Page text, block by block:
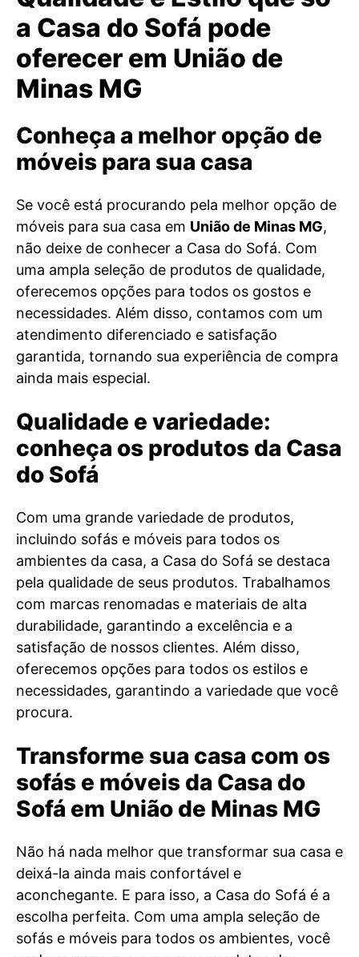
a Casa do Sofá pode
oferecer em União de
Minas MG
Conheça a melhor opção de
móveis para sua casa
Se você está procurando pela melhor opção de
móveis para sua casa em União de Minas MG,
não deixe de conhecer a Casa do Sofá. Com
uma ampla seleção de produtos de qualidade,
oferecemos opções para todos os gostos e
necessidades. Além disso, contamos com um
atendimento diferenciado e satisfação
garantida, tornando sua experiência de compra
ainda mais especial.
Qualidade e variedade:
conheça os produtos da Casa
do Sofá
Com uma grande variedade de produtos,
incluindo sofás e móveis para todos os
ambientes da casa, a Casa do Sofá se destaca
pela qualidade de seus produtos. Trabalhamos
com marcas renomadas e materiais de alta
durabilidade, garantindo a excelência e a
satisfação de nossos clientes. Além disso,
oferecemos opções para todos os estilos e
necessidades, garantindo a variedade que você
procura.
Transforme sua casa com os
sofás e móveis da Casa do
Sofá em União de Minas MG
Não há nada melhor que transformar sua casa e
deixá-la ainda mais confortável e
aconchegante. E para isso, a Casa do Sofá é a
escolha perfeita. Com uma ampla seleção de
sofás e móveis para todos os ambientes, você